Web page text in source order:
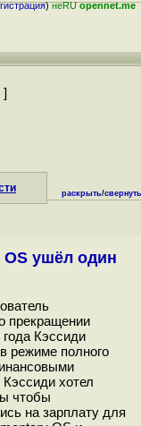
)неRUopennet.me
]
раскрыть/свернуть
OS ушёл один
прекращении
Кэссиди
режиме полного
хотел
чтобы
на зарплату для